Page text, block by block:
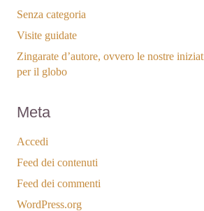
Senza categoria
Visite guidate
Zingarate d’autore, ovvero le nostre
per il globo
Meta
Accedi
Feed dei contenuti
Feed dei commenti
WordPress.org